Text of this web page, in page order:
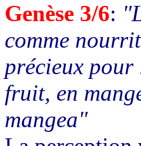
Genèse 3/6:
comme
précieux
fruit, en
mangea"